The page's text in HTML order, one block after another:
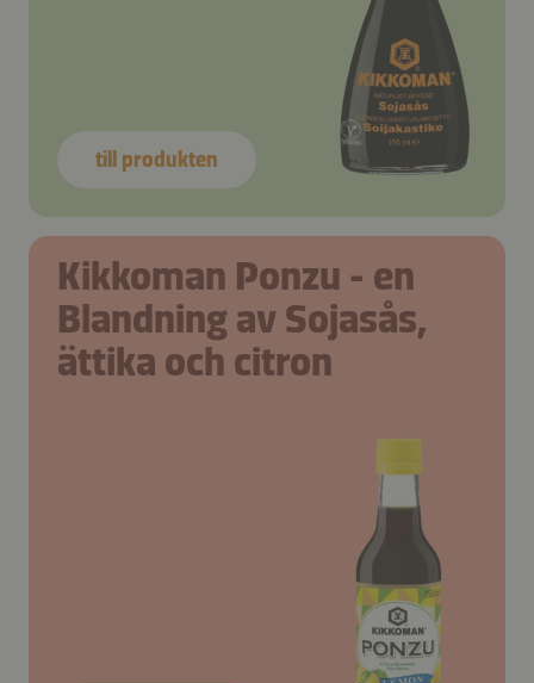
till produkten
Kikkoman Ponzu - en
Blandning av Sojasås,
ättika och citron